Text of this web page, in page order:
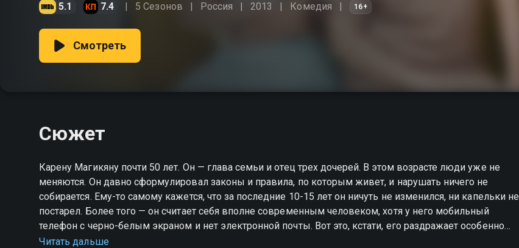
5.1 7.4 5 Сезонов Россия 2013 Комедия 16+
Смотреть
Сюжет
Карену Магикяну почти 50 лет. Он — глава семьи и отец трех дочерей. В этом возрасте люди уже не
меняются. Он давно сформулировал законы и правила, по которым живет, и нарушать ничего не
собирается. Ему-то самому кажется, что за последние 10-15 лет он ничуть не изменился, ни капельки не
постарел. Более того — он считает себя вполне современным человеком, хотя у него мобильный
телефон с черно-белым экраном и нет электронной почты. Вот это, кстати, его раздражает особенно
сильно — с чего все вокруг сходят с ума по этим гаджетам, айпэдам, айфонам. Почему младшая дочь,
Читать дальше